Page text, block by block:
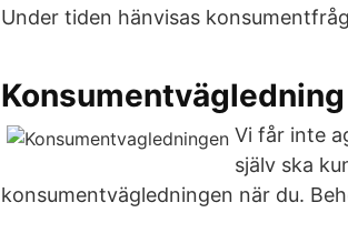
Under tiden hänvisas
Vi får inte
själv ska
konsumentvägledningen när du.